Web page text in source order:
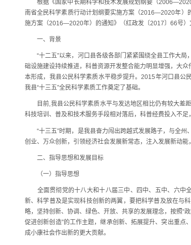
根据《国家中长期科学和技术发展规划纲要（
南省全民科学素质行动计划纲要实施方案（2016—2020年）
施方案（2016—2020年）的通知》（红政发〔2017〕66号）
一、背景
“十二五”以来，河口县各级各部门紧紧围绕全县工作大局
础设施建设持续推进，科普资源开发整合能力明显增强，大
本形成，我县公民科学素质水平稳步提升。2015年河口县公
我县“十三五”全民科学素质工作奠定了基础。
目前,我县公民科学素质水平与发达地区相比仍有较大差距
科技培训、普及和技术服务手段相对落后，科普经费投入不
“十三五”时期，是我县奋力闯出跨越式发展路子，与全州
创业、万众创新，引领经济社会发展新常态，注入发展新动
二、指导思想和发展目标
（一）指导思想
全面贯彻党的十八大和十八届三中、四中、五中、六中全
新、科学普及是实现科技创新的两翼，要把科学普及放在与
略，坚持创新、协调、绿色、开放、共享的发展理念，按照“
促进创新创造”的工作主题，继承创新、拓展提升、突出重
成小康社会作出新的更大贡献。